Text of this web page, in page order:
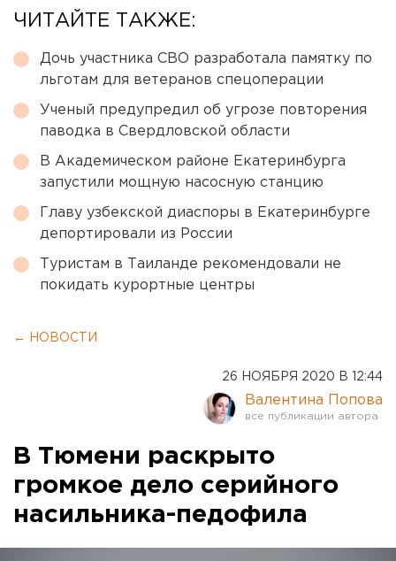
ЧИТАЙТЕ ТАКЖЕ:
Дочь участника СВО разработала памятку по
льготам для ветеранов спецоперации
Ученый предупредил об угрозе повторения
паводка в Свердловской области
В Академическом районе Екатеринбурга
запустили мощную насосную станцию
Главу узбекской диаспоры в Екатеринбурге
депортировали из России
Туристам в Таиланде рекомендовали не
покидать курортные центры
← НОВОСТИ
26 НОЯБРЯ 2020 В 12:44
Валентина Попова
В Тюмени раскрыто
громкое дело серийного
насильника-педофила